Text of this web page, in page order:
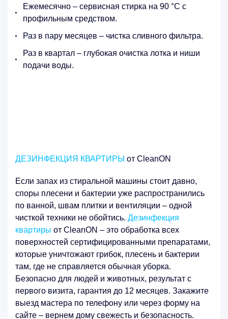
Ежемесячно – сервисная стирка на 90 °C с
профильным средством.
Раз в пару месяцев – чистка сливного фильтра.
Раз в квартал – глубокая очистка лотка и ниши
подачи воды.
ДЕЗИНФЕКЦИЯ КВАРТИРЫ от CleanON
Если запах из стиральной машины стоит давно,
споры плесени и бактерии уже распространились
по ванной, швам плитки и вентиляции – одной
чисткой техники не обойтись. Дезинфекция
квартиры от CleanON – это обработка всех
поверхностей сертифицированными препаратами,
которые уничтожают грибок, плесень и бактерии
там, где не справляется обычная уборка.
Безопасно для людей и животных, результат с
первого визита, гарантия до 12 месяцев. Закажите
выезд мастера по телефону или через форму на
сайте – вернем дому свежесть и безопасность.